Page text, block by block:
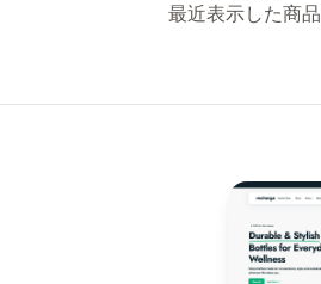
最近表示した商品